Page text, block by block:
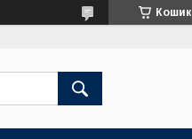
Кошик